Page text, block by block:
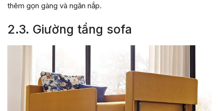
thêm gọn gàng và ngăn nắp.
2.3. Giường tầng sofa